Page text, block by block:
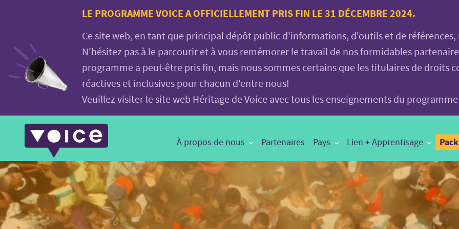
Voice.Global
website
LE PROGRAMME VOICE A OFFICIELLEMENT PRIS FIN LE 31 DÉCEMBRE 2024.
Ce site web, en tant que principal dépôt public d'informations, d'outils et de
N'hésitez pas à le parcourir et à vous remémorer le travail de nos formidables
programme a peut-être pris fin, mais nous sommes certains que les titulaires de droits
réactives et inclusives pour chacun d'entre nous!
Veuillez visiter le site web Héritage de Voice avec tous les enseignements du programme
Main
Navigation
À propos de nous Partenaires Pays Lien + Apprentisage